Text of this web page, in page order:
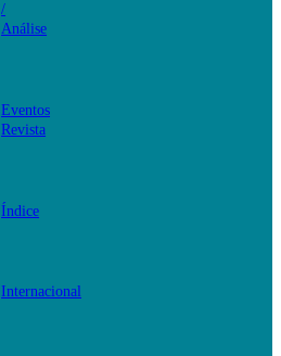
/
Análise
Eventos
Revista
Índice
Internacional